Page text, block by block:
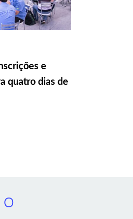
e
quatro dias de